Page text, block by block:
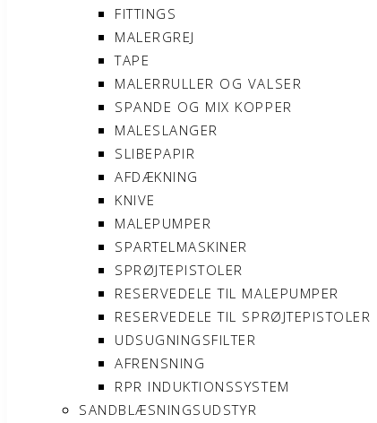
FITTINGS
MALERGREJ
TAPE
MALERRULLER OG VALSER
SPANDE OG MIX KOPPER
MALESLANGER
SLIBEPAPIR
AFDÆKNING
KNIVE
MALEPUMPER
SPARTELMASKINER
SPRØJTEPISTOLER
RESERVEDELE TIL MALEPUMPER
RESERVEDELE TIL SPRØJTEPISTOLER
UDSUGNINGSFILTER
AFRENSNING
RPR INDUKTIONSSYSTEM
SANDBLÆSNINGSUDSTYR